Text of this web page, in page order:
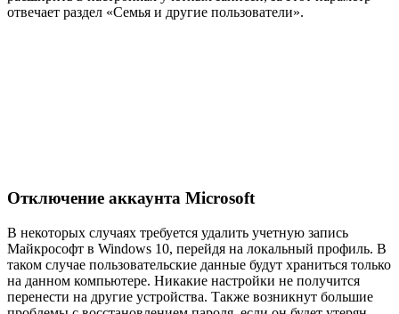
отвечает раздел «Семья и другие пользователи».
Отключение аккаунта Microsoft
В некоторых случаях требуется удалить учетную запись
Майкрософт в Windows 10, перейдя на локальный профиль. В
таком случае пользовательские данные будут храниться только
на данном компьютере. Никакие настройки не получится
перенести на другие устройства. Также возникнут большие